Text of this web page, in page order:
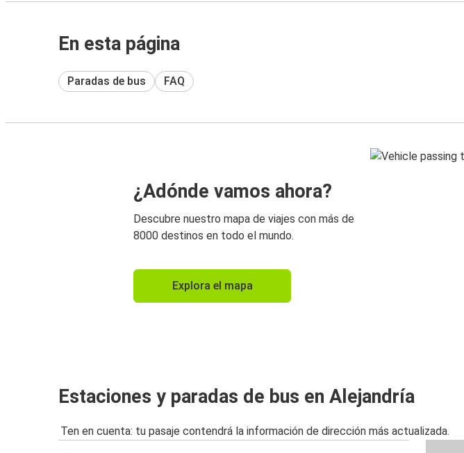
En esta página
Paradas de bus FAQ
¿Adónde vamos ahora?
Descubre nuestro mapa de viajes con más de
8000 destinos en todo el mundo.
Explora el mapa
Estaciones y paradas de bus en Alejandría
Ten en cuenta: tu pasaje contendrá la información de dirección más actualizada.